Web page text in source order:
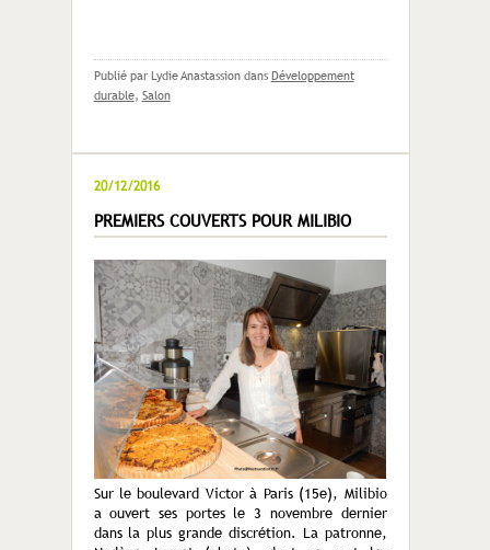
Publié par Lydie Anastassion dans Développement
durable, Salon
20/12/2016
PREMIERS COUVERTS POUR MILIBIO
Sur le boulevard Victor à Paris (15e), Milibio
a ouvert ses portes le 3 novembre dernier
dans la plus grande discrétion. La patronne,